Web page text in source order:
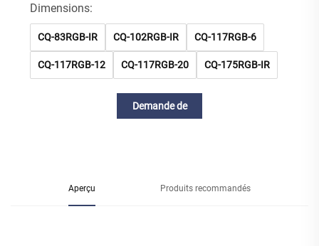
Dimensions:
CQ-83RGB-IR CQ-102RGB-IR CQ-117RGB-6
CQ-117RGB-12 CQ-117RGB-20 CQ-175RGB-IR
Demande de
Aperçu Produits recommandés